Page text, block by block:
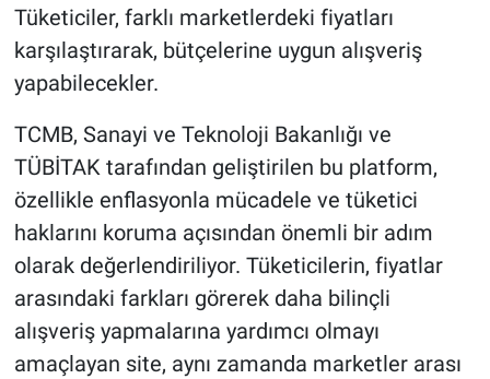
Tüketiciler, farklı marketlerdeki fiyatları
karşılaştırarak, bütçelerine uygun alışveriş
yapabilecekler.
TCMB, Sanayi ve Teknoloji Bakanlığı ve
TÜBİTAK tarafından geliştirilen bu platform,
özellikle enflasyonla mücadele ve tüketici
haklarını koruma açısından önemli bir adım
olarak değerlendiriliyor. Tüketicilerin, fiyatlar
arasındaki farkları görerek daha bilinçli
alışveriş yapmalarına yardımcı olmayı
amaçlayan site, aynı zamanda marketler arası